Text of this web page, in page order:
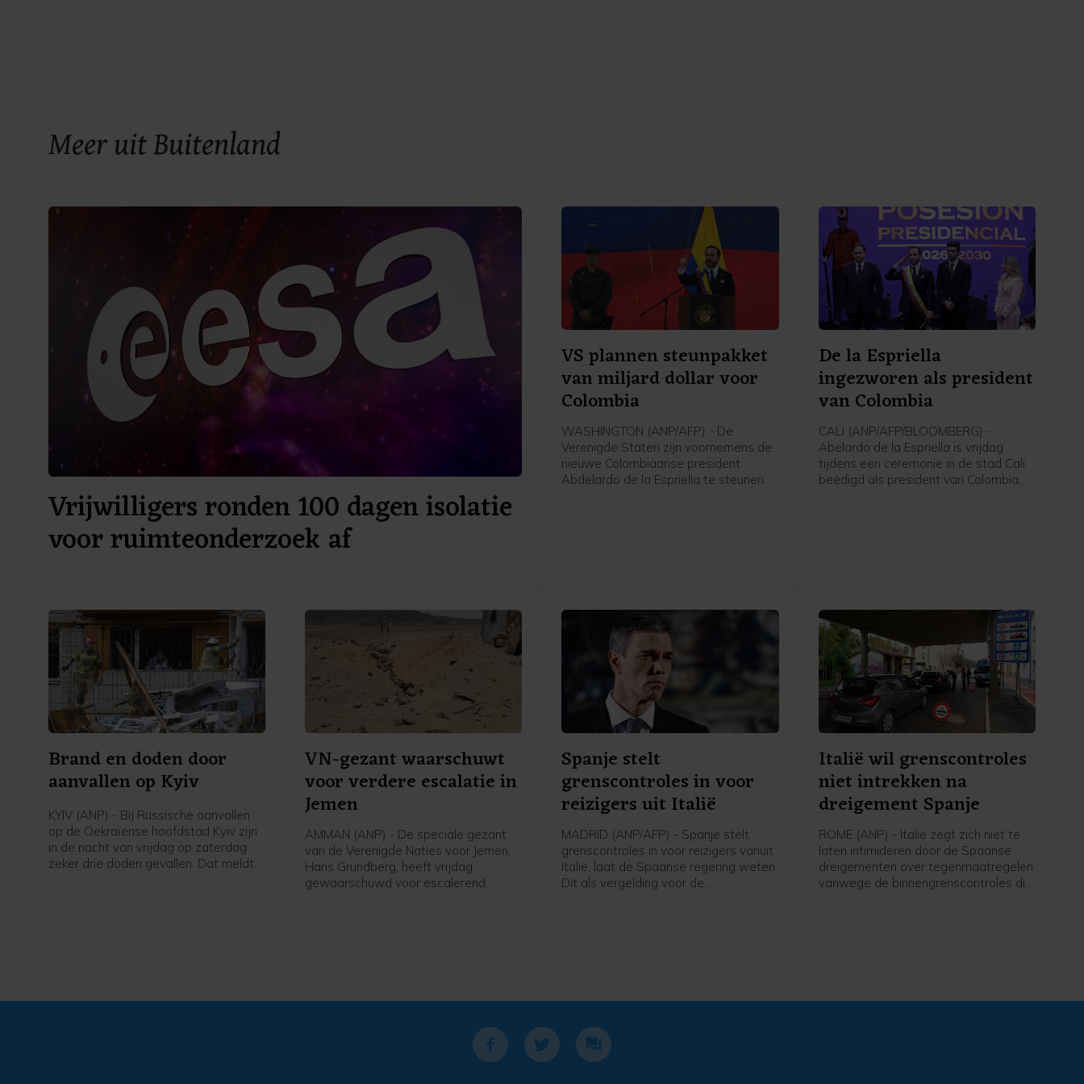
Meer uit Buitenland
Vrijwilligers ronden 100 dagen isolatie
voor ruimteonderzoek af
VS plannen steunpakket
van miljard dollar voor
Colombia
WASHINGTON (ANP/AFP) - De
Verenigde Staten zijn voornemens de
nieuwe Colombiaanse president
Abdelardo de la Espriella te steunen
De la Espriella
ingezworen als president
van Colombia
CALI (ANP/AFP/BLOOMBERG) -
Abelardo de la Espriella is vrijdag
tijdens een ceremonie in de stad Cali
beëdigd als president van Colombia.
Brand en doden door
aanvallen op Kyiv
KYIV (ANP) - Bij Russische aanvallen
op de Oekraïense hoofdstad Kyiv zijn
in de nacht van vrijdag op zaterdag
zeker drie doden gevallen. Dat meldt
VN-gezant waarschuwt
voor verdere escalatie in
Jemen
AMMAN (ANP) - De speciale gezant
van de Verenigde Naties voor Jemen,
Hans Grundberg, heeft vrijdag
gewaarschuwd voor escalerend
Spanje stelt
grenscontroles in voor
reizigers uit Italië
MADRID (ANP/AFP) - Spanje stelt
grenscontroles in voor reizigers vanuit
Italië, laat de Spaanse regering weten.
Dit als vergelding voor de
Binnenlandse Zaken in een verklaring.
Italië wil grenscontroles
niet intrekken na
dreigement Spanje
ROME (ANP) - Italië zegt zich niet te
laten intimideren door de Spaanse
dreigementen over tegenmaatregelen
vanwege de binnengrenscontroles die